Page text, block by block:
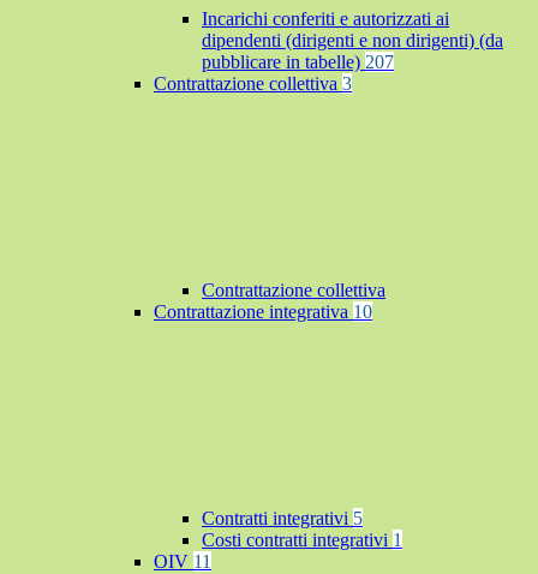
Incarichi conferiti e autorizzati ai
dipendenti (dirigenti e non dirigenti) (da
pubblicare in tabelle) 207
Contrattazione collettiva 3
Contrattazione collettiva
Contrattazione integrativa 10
Contratti integrativi 5
Costi contratti integrativi 1
OIV 11